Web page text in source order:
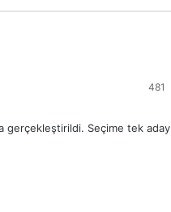
481
gerçekleştirildi. Seçime tek aday